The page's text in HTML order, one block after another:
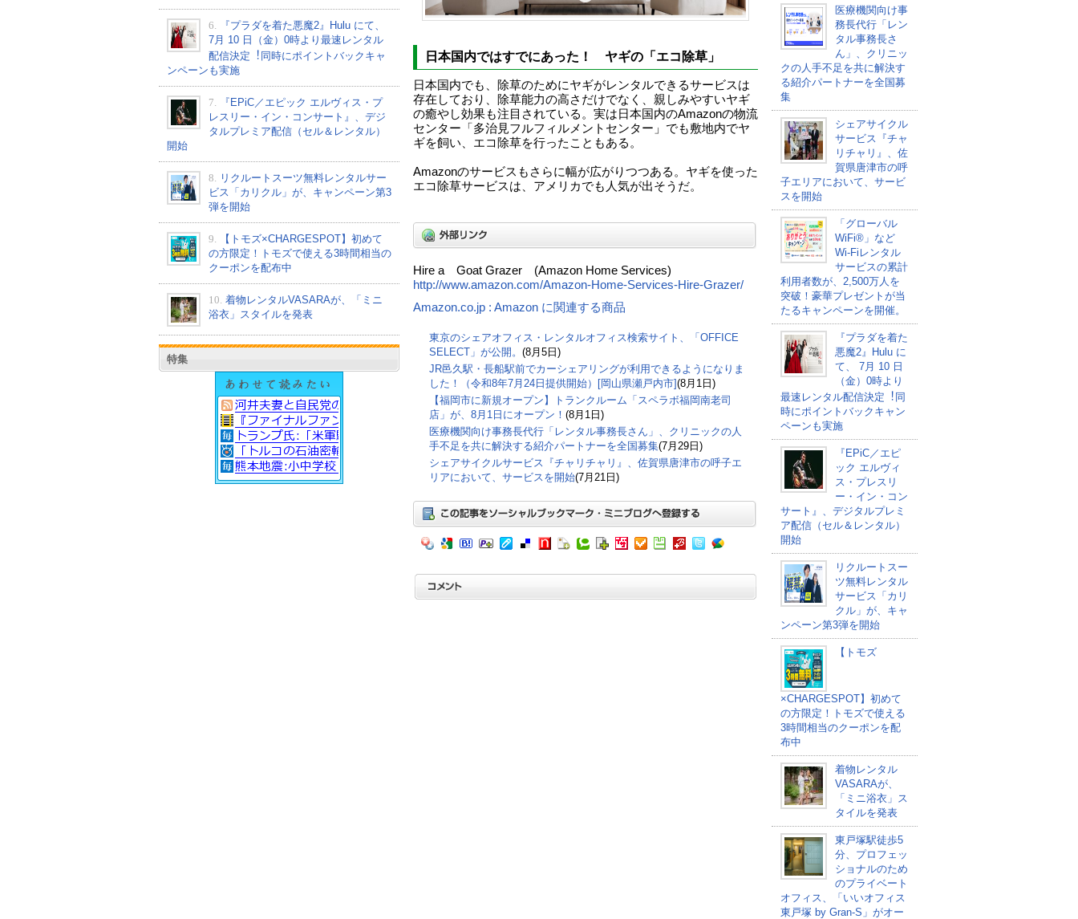
6.
『プラダを着た悪魔2』Hulu にて、
7⽉ 10 ⽇（金）0時より最速レンタル
配信決定︕同時にポイントバックキャ
ンペーンも実施
7.
『EPiC／エピック エルヴィス・プ
レスリー・イン・コンサート』、デジ
タルプレミア配信（セル＆レンタル）
開始
8.
リクルートスーツ無料レンタルサー
ビス「カリクル」が、キャンペーン第3
弾を開始
9.
【トモズ×CHARGESPOT】初めて
の方限定！トモズで使える3時間相当の
クーポンを配布中
10. 着物レンタルVASARAが、「ミニ
浴衣」スタイルを発表
特集
日本国内ではすでにあった！ ヤギの「エコ除草」
日本国内でも、除草のためにヤギがレンタルできるサービスは
存在しており、除草能力の高さだけでなく、親しみやすいヤギ
の癒やし効果も注目されている。実は日本国内のAmazonの物流
センター「多治見フルフィルメントセンター」でも敷地内でヤ
ギを飼い、エコ除草を行ったこともある。
Amazonのサービスもさらに幅が広がりつつある。ヤギを使った
エコ除草サービスは、アメリカでも人気が出そうだ。
Hire a Goat Grazer (Amazon Home Services)
http://www.amazon.com/Amazon-Home-Services-Hire-Grazer/
Amazon.co.jp : Amazon に関連する商品
東京のシェアオフィス・レンタルオフィス検索サイト、「OFFICE
SELECT」が公開。 (8月5日)
JR邑久駅・長船駅前でカーシェアリングが利用できるようになりま
した！（令和8年7月24日提供開始）[岡山県瀬戸内市](8月1日)
【福岡市に新規オープン】トランクルーム「スペラボ福岡南老司
店」が、8月1日にオープン！ (8月1日)
医療機関向け事務長代行「レンタル事務長さん」、クリニックの人
手不足を共に解決する紹介パートナーを全国募集(7月29日)
シェアサイクルサービス『チャリチャリ』、佐賀県唐津市の呼子エ
リアにおいて、サービスを開始(7月21日)
医療機関向け事
務長代行「レン
タル事務長さ
ん」、クリニッ
クの人手不足を共に解決す
る紹介パートナーを全国募
集
シェアサイクル
サービス『チャ
リチャリ』、佐
賀県唐津市の呼
子エリアにおいて、サービ
スを開始
「グローバル
WiFi®」など
Wi-Fiレンタル
サービスの累計
利用者数が、2,500万人を
突破！豪華プレゼントが当
たるキャンペーンを開催。
『プラダを着た
悪魔2』Hulu に
て、 7⽉ 10 ⽇
（金）0時より
最速レンタル配信決定︕同
時にポイントバックキャン
ペーンも実施
『EPiC／エピ
ック エルヴィ
ス・プレスリ
ー・イン・コン
サート』、デジタルプレミ
ア配信（セル＆レンタル）
開始
リクルートスー
ツ無料レンタル
サービス「カリ
クル」が、キャ
ンペーン第3弾を開始
【トモズ
×CHARGESPOT】初めて
の方限定！トモズで使える
3時間相当のクーポンを配
布中
着物レンタル
VASARAが、
「ミニ浴衣」ス
タイルを発表
東戸塚駅徒歩5
分、プロフェッ
ショナルのため
のプライベート
オフィス、「いいオフィス
東戸塚 by Gran-S」がオー